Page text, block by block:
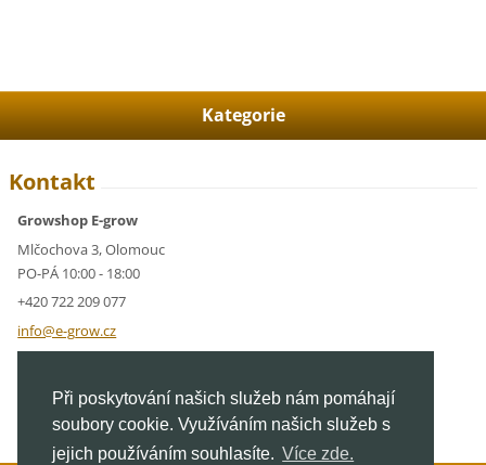
Při poskytování našich služeb nám pomáhají
soubory cookie. Využíváním našich služeb s
jejich používáním souhlasíte. Více zde.
Kategorie
Kontakt
Growshop E-grow
Mlčochova 3, Olomouc
PO-PÁ 10:00 - 18:00
+420 722 209 077
info@e-grow.cz
IČ: 05928591
DIČ: CZ05928591